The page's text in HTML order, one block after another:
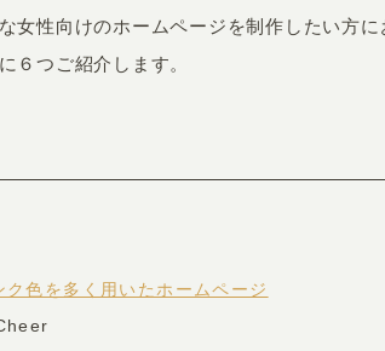
ム
実績
女性向けのホームページを制作したい方
６つご紹介します。
ク色を多く用いたホームページ